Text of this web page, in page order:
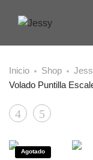
Inicio Shop
Volado Puntilla
Product
navigation
41540
Broderie
41508
Agotado